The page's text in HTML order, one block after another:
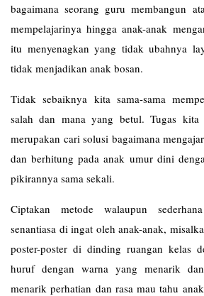
bagaimana seorang guru membangun
mempelajarinya hingga anak-anak
itu menyenagkan yang tidak ubahnya
tidak menjadikan anak bosan.
Tidak sebaiknya kita sama-sama
salah dan mana yang betul. Tugas kita
merupakan cari solusi bagaimana
dan berhitung pada anak umur dini
pikirannya sama sekali.
Ciptakan metode walaupun
senantiasa di ingat oleh anak-anak,
poster-poster di dinding ruangan kelas
huruf dengan warna yang menarik
menarik perhatian dan rasa mau tahu